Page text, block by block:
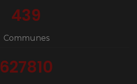
439
Communes
627810